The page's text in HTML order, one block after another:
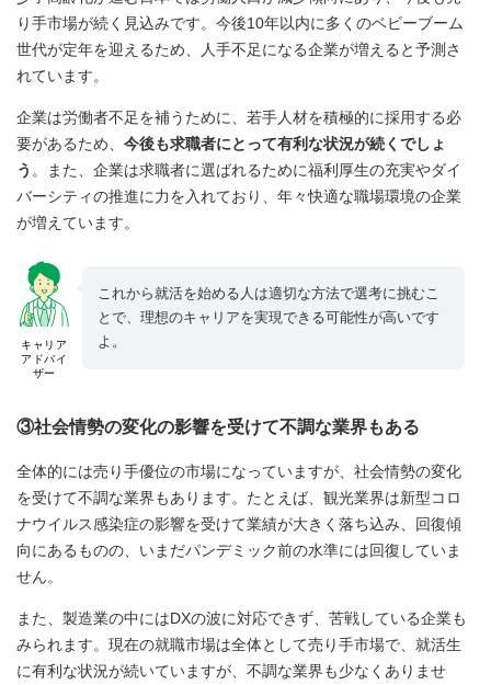
り手市場が続く見込みです。今後10年以内に多くのベビーブーム
世代が定年を迎えるため、人手不足になる企業が増えると予測さ
れています。
企業は労働者不足を補うために、若手人材を積極的に採用する必
要があるため、 今後も求職者にとって有利な状況が続くでしょ
う 。また、企業は求職者に選ばれるために福利厚生の充実やダイ
バーシティの推進に力を入れており、年々快適な職場環境の企業
が増えています。
キャリア
アドバイ
ザー
これから就活を始める人は適切な方法で選考に挑むこ
とで、理想のキャリアを実現できる可能性が高いです
よ。
③社会情勢の変化の影響を受けて不調な業界もある
全体的には売り手優位の市場になっていますが、社会情勢の変化
を受けて不調な業界もあります。たとえば、観光業界は新型コロ
ナウイルス感染症の影響を受けて業績が大きく落ち込み、回復傾
向にあるものの、いまだパンデミック前の水準には回復していま
せん。
また、製造業の中にはDXの波に対応できず、苦戦している企業も
みられます。現在の就職市場は全体として売り手市場で、就活生
に有利な状況が続いていますが、不調な業界も少なくありませ